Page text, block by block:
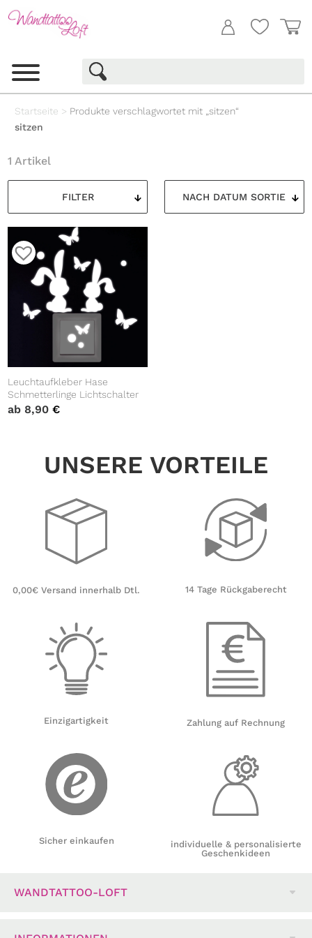
Startseite > Produkte verschlagwortet mit „sitzen“
sitzen
FILTER
1 Artikel
Leuchtaufkleber Hase
Schmetterlinge Lichtschalter
ab 8,90€
UNSERE VORTEILE
0,00€ Versand innerhalb Dtl.
Einzigartigkeit
Sicher einkaufen
14 Tage Rückgaberecht
Zahlung auf Rechnung
individuelle & personalisierte
Geschenkideen
WANDTATTOO-LOFT